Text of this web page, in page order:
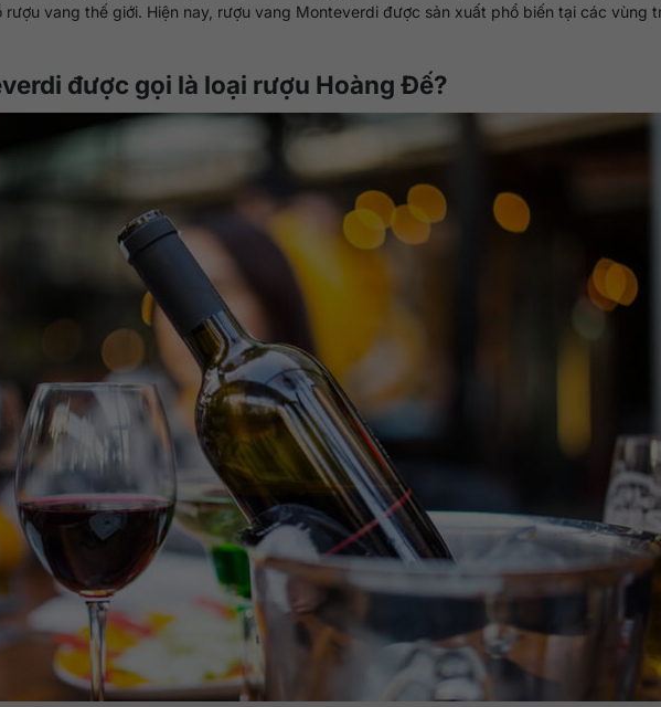
vang thế giới. Hiện nay, rượu vang Monteverdi được sản xuất phổ biến tại các vùng
được gọi là loại rượu Hoàng Đế?